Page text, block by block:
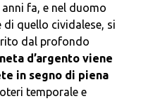
fa, e nel duomo
di quello cividalese, si
rito dal profondo
d’argento viene
in segno di piena
temporale e